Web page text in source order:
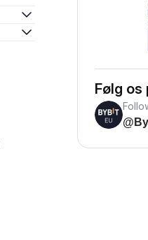
Følg os